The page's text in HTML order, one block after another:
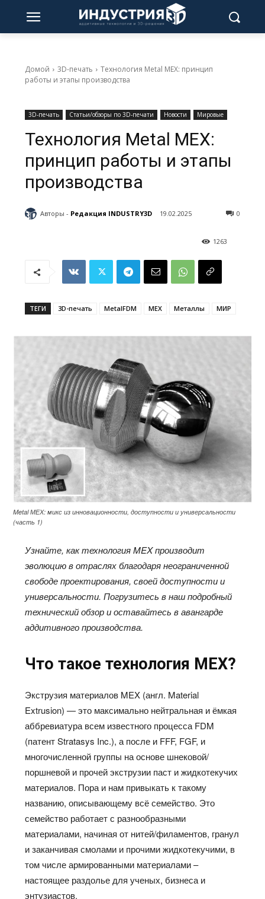
Домой 3D-печать
Технология Metal MEX: принцип
работы и этапы производства
3D-печать Статьи/обзоры по 3D-печати Новости Мировые
Технология Metal MEX:
принцип работы и этапы
производства
Авторы - Редакция INDUSTRY3D 19.02.2025 0
1263
ТЕГИ 3D-печать MetalFDM MEX Металлы МИР
Metal МЕХ: микс из инновационности, доступности и универсальности
(часть 1)
Узнайте, как технология MEX производит
эволюцию в отраслях благодаря неограниченной
свободе проектирования, своей доступности и
универсальности. Погрузитесь в наш подробный
технический обзор и оставайтесь в авангарде
аддитивного производства.
Что такое технология MEX?
Экструзия материалов MEX (англ. Material
Extrusion) — это максимально нейтральная и ёмкая
аббревиатура всем известного процесса FDM
(патент Stratasys Inc.), а после и FFF, FGF, и
многочисленной группы на основе шнековой/
поршневой и прочей экструзии паст и жидкотекучих
материалов. Пора и нам привыкать к такому
названию, описывающему всё семейство. Это
семейство работает с разнообразными
материалами, начиная от нитей/филаментов, гранул
и заканчивая смолами и прочими жидкотекучими, в
том числе армированными материалами –
настоящее раздолье для ученых, бизнеса и
энтузиастов.